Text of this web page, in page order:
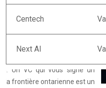
Centech
Next AI